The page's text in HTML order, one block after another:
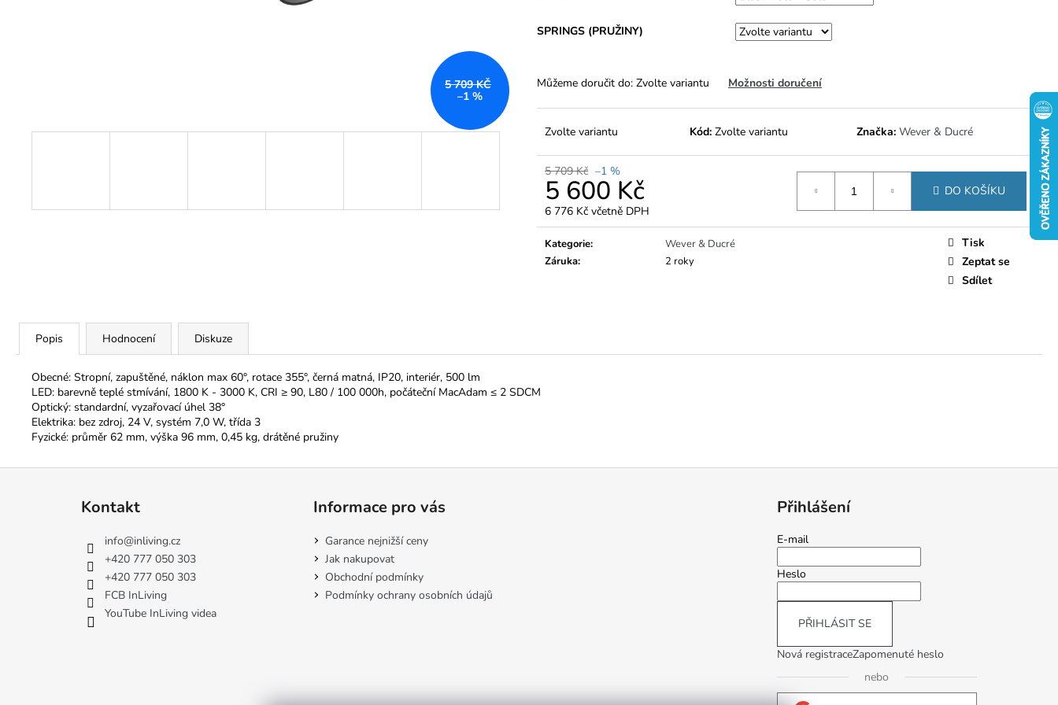
SPRINGS (PRUŽINY)
Můžeme doručit do: Zvolte variantu Možnosti doručení
Zvolte variantu Kód: Zvolte variantu Značka:Wever & Ducré
5 709 Kč –1 %
5 600 Kč
6 776 Kč včetně DPH
Měrná
cena:
DO KOŠÍKU
Kategorie:
Wever & Ducré
Záruka: 2 roky
Tisk
Zeptat se
Sdílet
5 709 KČ
–1 %
Popis Hodnocení Diskuze
Obecné: Stropní, zapuštěné, náklon max 60°, rotace 355°, černá matná, IP20, interiér, 500 lm
LED: barevně teplé stmívání, 1800 K - 3000 K, CRI ≥ 90, L80 / 100 000h, počáteční MacAdam ≤ 2 SDCM
Optický: standardní, vyzařovací úhel 38°
Elektrika: bez zdroj, 24 V, systém 7,0 W, třída 3
Fyzické: průměr 62 mm, výška 96 mm, 0,45 kg, drátěné pružiny
Kontakt
info@inliving.cz
+420 777 050 303
+420 777 050 303
FCB InLiving
YouTube InLiving videa
Informace pro vás
Garance nejnižší ceny
Jak nakupovat
Obchodní podmínky
Podmínky ochrany osobních údajů
Přihlášení
E-mail
Heslo
PŘIHLÁSIT SE
Nová registraceZapomenuté heslo
nebo